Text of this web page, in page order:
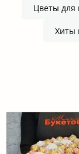
Цветы
Хиты